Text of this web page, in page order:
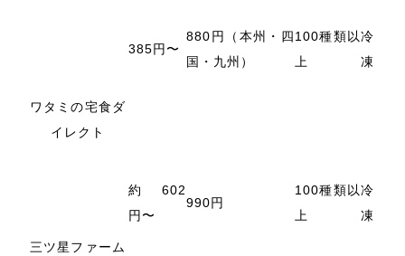
ワタミの宅食ダ
イレクト
385円〜
880円（本州・四
国・九州）
100種類以
上
冷
凍
三ツ星ファーム
約602
円〜
990円
100種類以
上
冷
凍